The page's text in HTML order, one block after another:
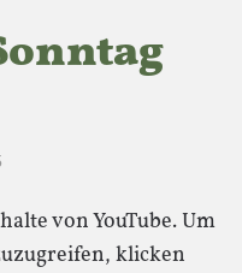
von YouTube. Um
klicken